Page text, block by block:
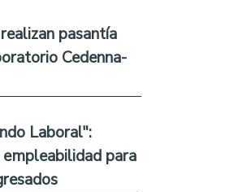
pasantía
Cedenna-
Laboral":
para